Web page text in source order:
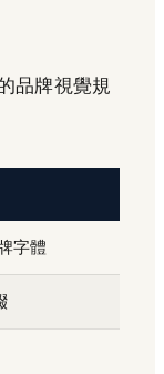
品牌視覺規
字體